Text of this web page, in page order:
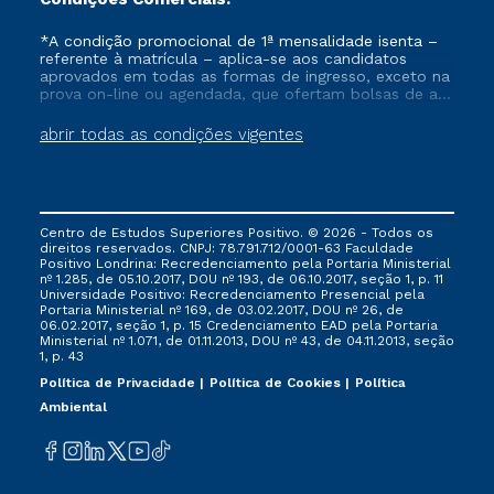
abrir todas as condições vigentes
*A condição promocional de 1ª mensalidade isenta –
referente à matrícula – aplica-se aos candidatos
aprovados em todas as formas de ingresso, exceto na
prova on-line ou agendada, que ofertam bolsas de até
vigente, que ainda não tenham efetivado e/ou não
tenham cancelado ou trancado sua matrícula em uma
via FIES, Prouni e outros programas governamentais, e
não se acumula com nenhuma outra campanha
ofertada pela Instituição.
Centro de Estudos Superiores Positivo. © 2026 - Todos os
direitos reservados. CNPJ: 78.791.712/0001-63 Faculdade
Positivo Londrina: Recredenciamento pela Portaria Ministerial
nº 1.285, de 05.10.2017, DOU nº 193, de 06.10.2017, seção 1, p. 11
Universidade Positivo: Recredenciamento Presencial ​pela
Portaria Ministerial nº 169, de 03.02.2017, DOU nº 26, de
06.02.2017, seção 1, p. 15 Credenciamento EAD pela Portaria
Ministerial nº 1.071, de 01.11.2013, DOU nº 43, de 04.11.2013, seção
1, p. 43
Política de Privacidade
Política de Cookies
Política
Ambiental